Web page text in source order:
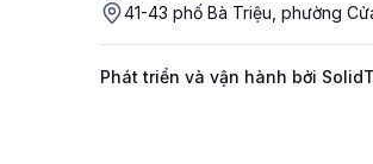
41-43 phố Bà Triệu, phường
Phát triển và vận hành bởi